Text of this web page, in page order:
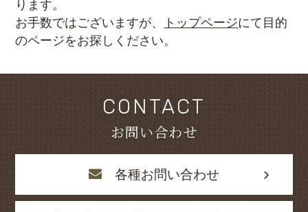
ります。
お手数ではございますが、
トップページにて目的
のページをお探しください。
CONTACT
お問い合わせ
各種お問い合わせ